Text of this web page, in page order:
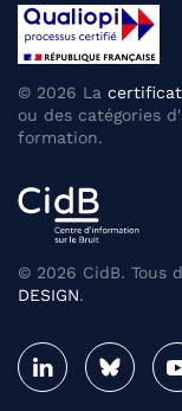
© 2026 La
ou des catégories
formation.
© 2026 CidB. Tous
DESIGN.